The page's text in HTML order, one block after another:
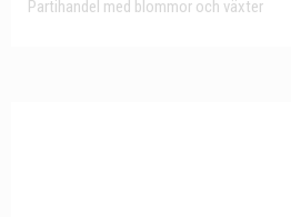
Partihandel med blommor och växter